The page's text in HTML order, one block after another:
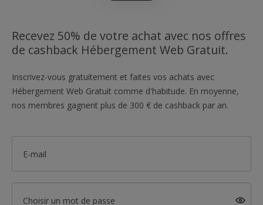
Recevez 50% de votre achat avec nos offres
de cashback Hébergement Web Gratuit.
Inscrivez-vous gratuitement et faites vos achats avec
Hébergement Web Gratuit comme d'habitude. En moyenne,
nos membres gagnent plus de 300 € de cashback par an.
E-mail
Choisir un mot de passe